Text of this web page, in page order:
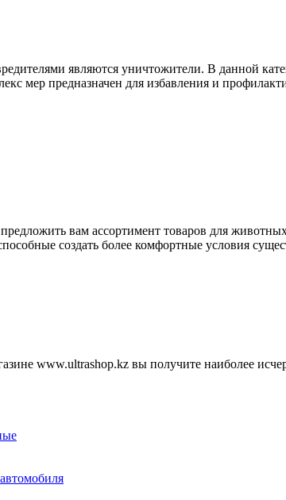
являются уничтожители. В данной
мер предназначен для избавления и
вам ассортимент товаров для
создать более комфортные условия
www.ultrashop.kz вы получите наиболее